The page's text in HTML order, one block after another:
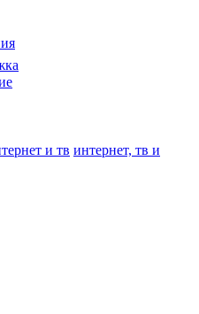
и тв интернет, тв и